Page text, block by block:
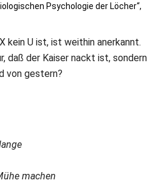
Psychologie der Löcher“,
kein U ist, ist weithin anerkannt.
daß der Kaiser nackt ist, sondern
von gestern?
machen